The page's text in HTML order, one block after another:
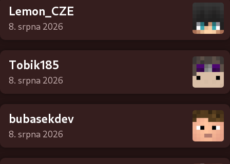
Lemon_CZE
8. srpna 2026
Tobik185
8. srpna 2026
bubasekdev
8. srpna 2026